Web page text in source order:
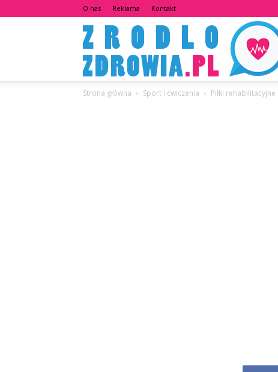
O nas Reklama Kontakt
Strona główna Sport i ćwiczenia Piłki rehabilitacyjne